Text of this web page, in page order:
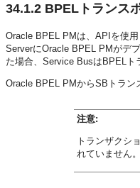
34.1.2 BPELトランス
Oracle BPEL PMは、APIを使
ServerにOracle BPEL PMがデ
た場合、Service BusはBPELト
Oracle BPEL PMからSBトラン
注意:
トランザクシ
れていません。